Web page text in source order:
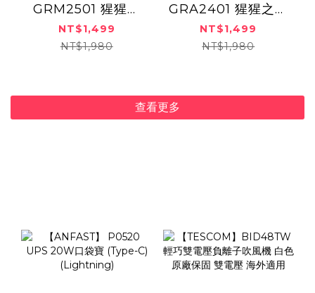
GRM2501 猩猩之
握 大腿按摩器 (多
色)
NT$1,499
NT$1,980
GRA2401 猩猩之握
腳底按摩器(三色)
NT$1,499
NT$1,980
查看更多